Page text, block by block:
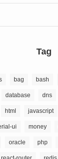
Tag
bag bash
database dns
html javascript
ui money
oracle php